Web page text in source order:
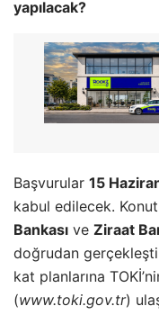
yapılacak?
Başvurular 15
kabul edilecek.
Bankası ve Ziraat
doğrudan
kat planlarına
(www.toki.gov.tr)